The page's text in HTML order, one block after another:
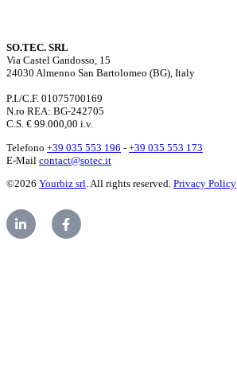
SO.TEC. SRL
Via Castel Gandosso, 15
24030 Almenno San Bartolomeo (BG), Italy
P.I./C.F. 01075700169
N.ro REA: BG-242705
C.S. € 99.000,00 i.v.
Telefono +39 035 553 196 - +39 035 553 173
E-Mail contact@sotec.it
©2026 Yourbiz srl. All rights reserved. Privacy Policy